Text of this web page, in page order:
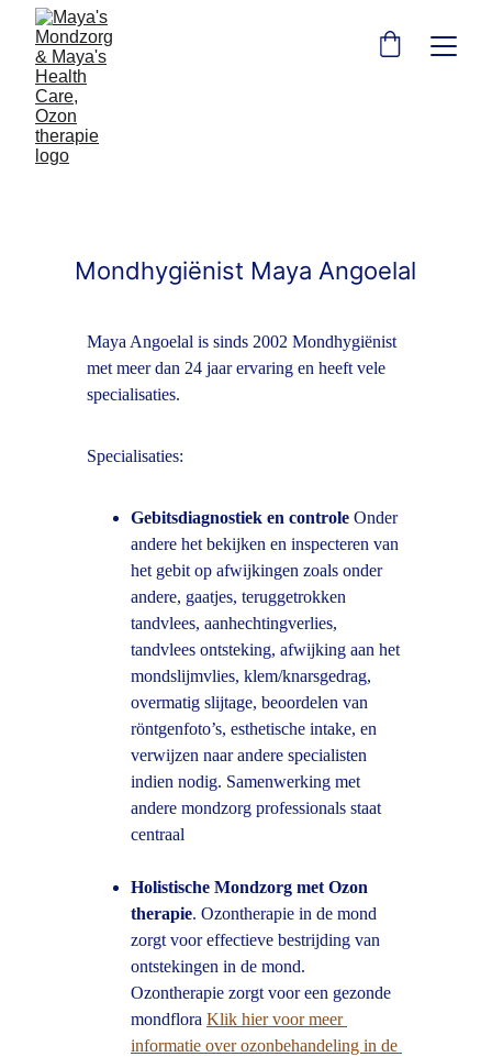
Maya Angoelal is sinds 2002 Mondhygiënist
met meer dan 24 jaar ervaring en heeft vele
specialisaties.
Specialisaties:
Gebitsdiagnostiek en controle Onder
andere het bekijken en inspecteren van
het gebit op afwijkingen zoals onder
andere, gaatjes, teruggetrokken
tandvlees, aanhechtingverlies,
tandvlees ontsteking, afwijking aan het
mondslijmvlies, klem/knarsgedrag,
overmatig slijtage, beoordelen van
röntgenfoto’s, esthetische intake, en
verwijzen naar andere specialisten
indien nodig. Samenwerking met
andere mondzorg professionals staat
centraal
Holistische Mondzorg met Ozon
therapie. Ozontherapie in de mond
zorgt voor effectieve bestrijding van
ontstekingen in de mond.
Ozontherapie zorgt voor een gezonde
mondflora Klik hier voor meer
informatie over ozonbehandeling in de
Mondhygiënist Maya Angoelal